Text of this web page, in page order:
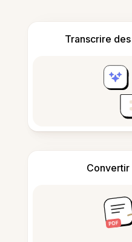
Transcrire